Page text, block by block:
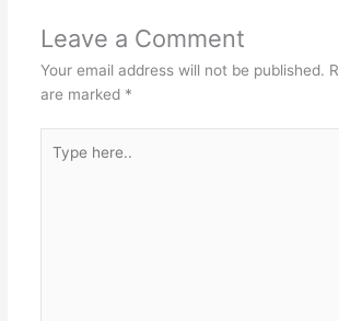
Leave a Comment
Your email address will not be published.
are marked *
here..